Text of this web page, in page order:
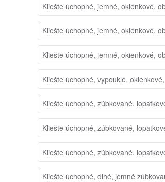
Kliešte úchopné, jemné, okienkové,
Kliešte úchopné, jemné, okienkové,
Kliešte úchopné, jemné, okienkové,
Kliešte úchopné, vypouklé,
Kliešte úchopné, zúbkované,
Kliešte úchopné, zúbkované,
Kliešte úchopné, zúbkované,
Kliešte úchopné, dlhé, jemně